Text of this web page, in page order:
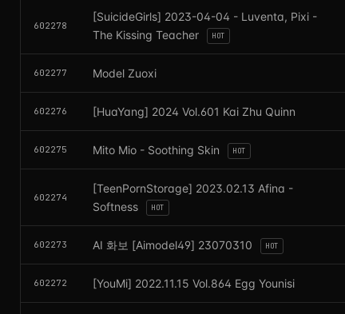
602278
[SuicideGirls] 2023-04-04 - Luventa, Pixi -
The Kissing Teacher
HOT
602277 Model Zuoxi
602276 [HuaYang] 2024 Vol.601 Kai Zhu Quinn
602275 Mito Mio - Soothing Skin HOT
602274
[TeenPornStorage] 2023.02.13 Afina -
Softness
HOT
602273 AI 화보 [Aimodel49] 23070310 HOT
602272 [YouMi] 2022.11.15 Vol.864 Egg Younisi